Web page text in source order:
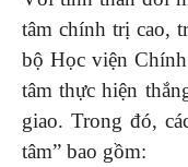
tâm chính trị cao,
bộ Học viện
tâm thực hiện
giao. Trong đó,
tâm” bao gồm: